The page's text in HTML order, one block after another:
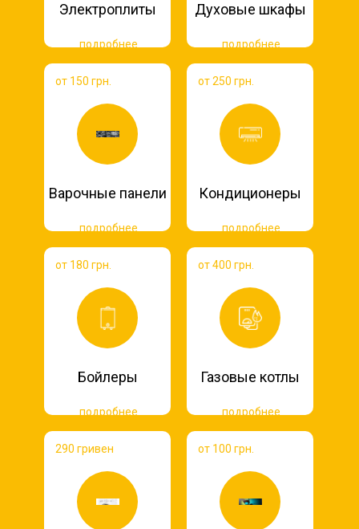
Электроплиты
подробнее
Духовые шкафы
подробнее
от 150 грн.
Варочные панели
подробнее
от 250 грн.
Кондиционеры
подробнее
от 180 грн.
Бойлеры
подробнее
от 400 грн.
Газовые котлы
подробнее
290 гривен от 100 грн.